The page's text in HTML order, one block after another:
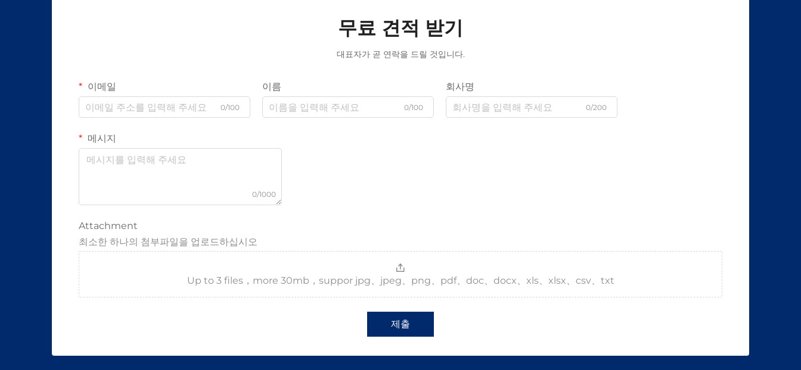
무료 견적 받기
대표자가 곧 연락을 드릴 것입니다.
이메일
0/100
이름
0/100
회사명
0/200
메시지
0/1000
Attachment
최소한 하나의 첨부파일을 업로드하십시오
Up to 3 files，more 30mb，suppor jpg、jpeg、png、pdf、doc、docx、xls、xlsx、csv、txt
제출